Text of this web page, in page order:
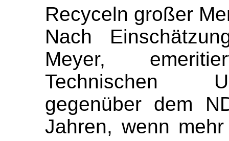
Recyceln großer
Nach
Meyer,
Technischen
gegenüber dem
Jahren, wenn